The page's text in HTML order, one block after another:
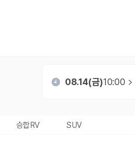
08.14(금)10:00
승합RV SUV